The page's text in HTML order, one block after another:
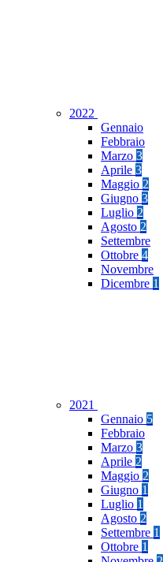
2022
Gennaio
Febbraio
Marzo 3
Aprile 3
Maggio 2
Giugno 3
Luglio 2
Agosto 2
Settembre
Ottobre 4
Novembre
Dicembre 1
2021
Gennaio 5
Febbraio
Marzo 3
Aprile 2
Maggio 2
Giugno 1
Luglio 1
Agosto 2
Settembre 1
Ottobre 1